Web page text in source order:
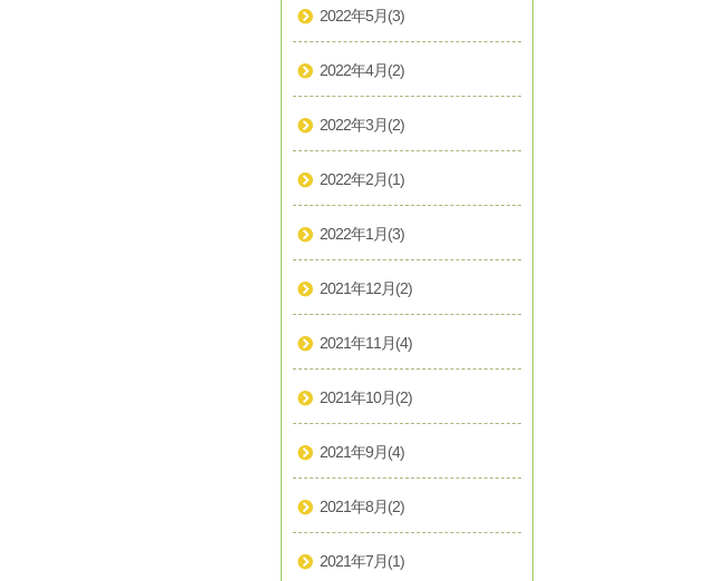
2022年5月(3)
2022年4月(2)
2022年3月(2)
2022年2月(1)
2022年1月(3)
2021年12月(2)
2021年11月(4)
2021年10月(2)
2021年9月(4)
2021年8月(2)
2021年7月(1)